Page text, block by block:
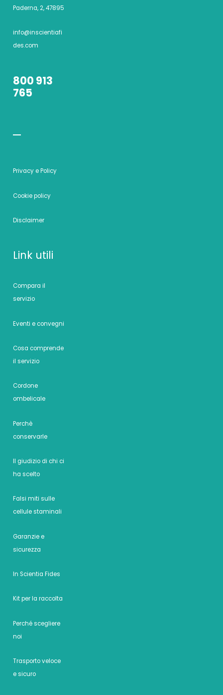
Paderna, 2, 47895
info@inscientiafi
des.com
800 913
765
Privacy e Policy
Cookie policy
Disclaimer
Link utili
Compara il
servizio
Eventi e convegni
Cosa comprende
il servizio
Cordone
ombelicale
Perchè
conservarle
Il giudizio di chi ci
ha scelto
Falsi miti sulle
cellule staminali
Garanzie e
sicurezza
In Scientia Fides
Kit per la raccolta
Perché scegliere
noi
Trasporto veloce
e sicuro